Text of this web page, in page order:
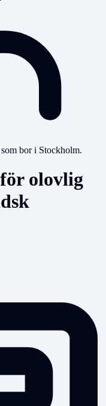
bor i Stockholm.
olovlig